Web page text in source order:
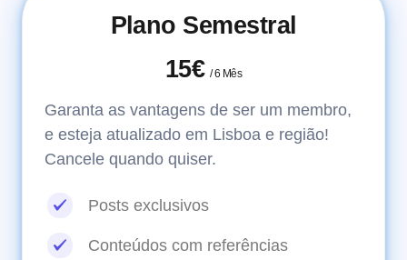
Plano Semestral
15€ /6 Mês
Garanta as vantagens de ser um membro,
e esteja atualizado em Lisboa e região!
Cancele quando quiser.
Posts exclusivos
Conteúdos com referências